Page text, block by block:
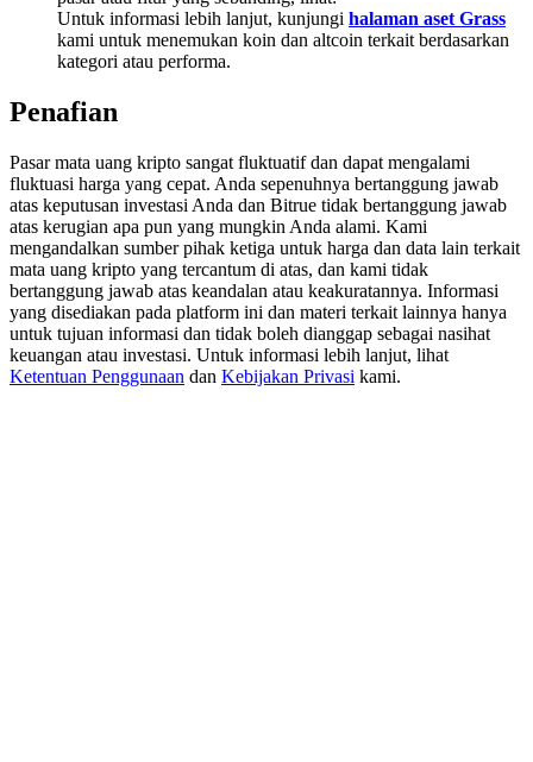
Deposit CASHCAT & Win
Share 500000 CASHCAT prize pool
Exclusive for BitMart Users
Register & Trade to Win 500,000 USDT
Precious Metals Trading Carnival
Trade Gold & Silver · 33,333 USDT Bonus
Untuk informasi lebih lanjut, kunjungi halaman aset Grass
kami untuk menemukan koin dan altcoin terkait berdasarkan
kategori atau performa.
Penafian
Pasar mata uang kripto sangat fluktuatif dan dapat mengalami
fluktuasi harga yang cepat. Anda sepenuhnya bertanggung jawab
atas keputusan investasi Anda dan Bitrue tidak bertanggung jawab
atas kerugian apa pun yang mungkin Anda alami. Kami
mengandalkan sumber pihak ketiga untuk harga dan data lain terkait
mata uang kripto yang tercantum di atas, dan kami tidak
bertanggung jawab atas keandalan atau keakuratannya. Informasi
yang disediakan pada platform ini dan materi terkait lainnya hanya
untuk tujuan informasi dan tidak boleh dianggap sebagai nasihat
keuangan atau investasi. Untuk informasi lebih lanjut, lihat
Ketentuan Penggunaan dan Kebijakan Privasi kami.